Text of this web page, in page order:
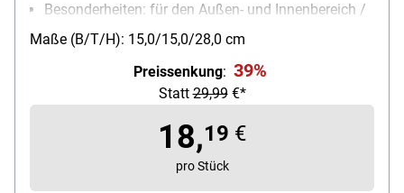
Besonderheiten: für den Außen- und Innenbereich /
stufenloser Farbwechsel / dimmbar (2-stufig) /
spritzwassergeschützt (IP44) / aufladbar über USB-
Maße (B/T/H): 15,0/15,0/28,0 cm
Preissenkung: 39%
Statt29,99€*
18,19 €
pro Stück